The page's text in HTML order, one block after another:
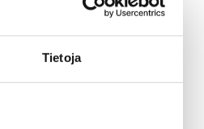
Tietoja